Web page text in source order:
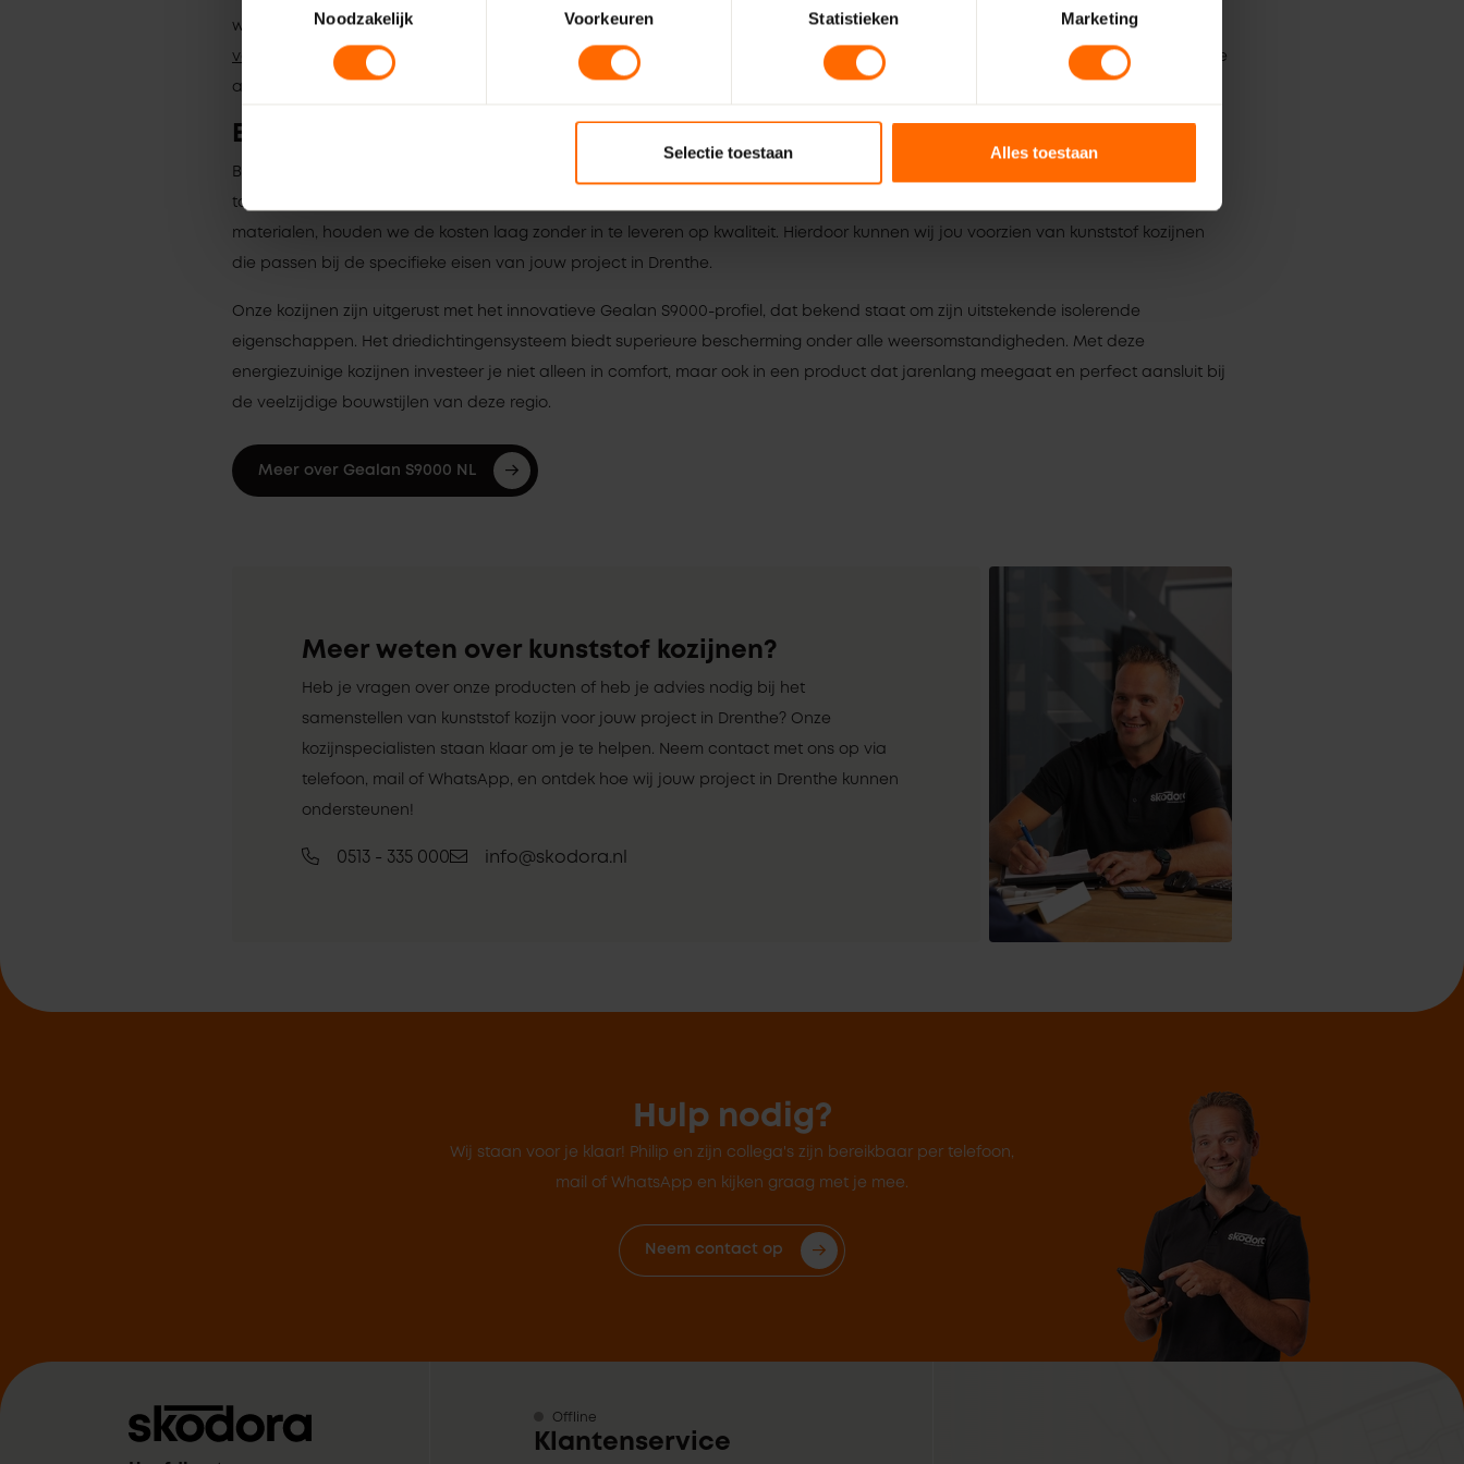
Noodzakelijk
Voorkeuren Statistieken Marketing
Selectie toestaan Alles toestaan
waarmee je in een paar stappen jouw ideale kunststof kozijnen samenstelt. Binnen vijf werkdagen staan je kozijnen klaar in onze
vestiging in Meppel , zodat je geen kostbare tijd verliest. Heb je naast kozijnen ook montagematerialen nodig? In onze shop vind je
alles wat je nodig hebt om jouw klus succesvol af te ronden.
Betaalbare kunststof kozijnen in Drenthe
Bij Skodora begrijpen we dat betaalbaarheid en kwaliteit hand in hand moeten gaan. Daarom bieden wij kunststof kozijnen van
topkwaliteit tegen een scherpe prijs. Dankzij onze efficiënte productie in onze eigen fabriek en het gebruik van hoogwaardige
materialen, houden we de kosten laag zonder in te leveren op kwaliteit. Hierdoor kunnen wij jou voorzien van kunststof kozijnen
die passen bij de specifieke eisen van jouw project in Drenthe.
Onze kozijnen zijn uitgerust met het innovatieve Gealan S9000-profiel, dat bekend staat om zijn uitstekende isolerende
eigenschappen. Het driedichtingensysteem biedt superieure bescherming onder alle weersomstandigheden. Met deze
energiezuinige kozijnen investeer je niet alleen in comfort, maar ook in een product dat jarenlang meegaat en perfect aansluit bij
de veelzijdige bouwstijlen van deze regio.
Meer over Gealan S9000 NL
Meer weten over kunststof kozijnen?
Heb je vragen over onze producten of heb je advies nodig bij het
samenstellen van kunststof kozijn voor jouw project in Drenthe? Onze
kozijnspecialisten staan klaar om je te helpen. Neem contact met ons op via
telefoon, mail of WhatsApp, en ontdek hoe wij jouw project in Drenthe kunnen
ondersteunen!
0513 - 335 000 info@skodora.nl
Hulp nodig?
Wij staan voor je klaar! Philip en zijn collega's zijn bereikbaar per telefoon,
mail of WhatsApp en kijken graag met je mee.
Neem contact op
Offline
Klantenservice